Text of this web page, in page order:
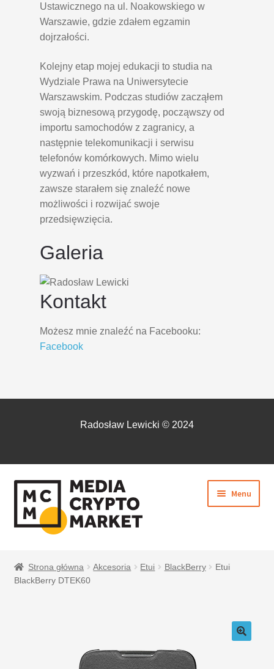
Ustawicznego na ul. Noakowskiego w
Warszawie, gdzie zdałem egzamin
dojrzałości.
Kolejny etap mojej edukacji to studia na
Wydziale Prawa na Uniwersytecie
Warszawskim. Podczas studiów zacząłem
swoją biznesową przygodę, począwszy od
importu samochodów z zagranicy, a
następnie telekomunikacji i serwisu
telefonów komórkowych. Mimo wielu
wyzwań i przeszkód, które napotkałem,
zawsze starałem się znaleźć nowe
możliwości i rozwijać swoje
przedsięwzięcia.
Galeria
Kontakt
Możesz mnie znaleźć na Facebooku:
Facebook
Radosław Lewicki © 2024
PRZEJDŹ
DO
NAWIGACJI
PRZEJDŹ
DO
TREŚCI
Menu
Strona główna Akcesoria Etui BlackBerry
Etui
BlackBerry DTEK60